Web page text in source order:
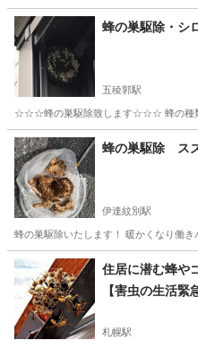
北海道 室蘭市 室蘭駅 蜂
蜂の巣駆除・シ
五稜郭駅
☆☆☆蜂の巣駆除致します☆☆☆ 蜂の種類
北海道 函館市 五稜郭駅
蜂の巣駆除 ス
伊達紋別駅
蜂の巣駆除いたします！ 暖かくなり働
北海道 伊達市 伊達紋別駅
住居に潜む蜂や
【害虫の生活緊
札幌駅